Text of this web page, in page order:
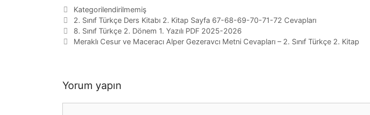
Kategoriler
Kategorilendirilmemiş
Etiketler
2. Sınıf Türkçe Ders Kitabı 2. Kitap Sayfa 67-68-69-70-71-72 Cevapları
8. Sınıf Türkçe 2. Dönem 1. Yazılı PDF 2025-2026
Meraklı Cesur ve Maceracı Alper Gezeravcı Metni Cevapları – 2. Sınıf Türkçe 2. Kitap
Yorum yapın